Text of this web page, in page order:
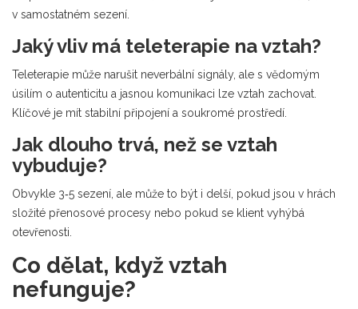
v samostatném sezení.
Jaký vliv má teleterapie na vztah?
Teleterapie může narušit neverbální signály, ale s vědomým
úsilím o autenticitu a jasnou komunikaci lze vztah zachovat.
Klíčové je mít stabilní připojení a soukromé prostředí.
Jak dlouho trvá, než se vztah
vybuduje?
Obvykle 3‑5 sezení, ale může to být i delší, pokud jsou v hrách
složité přenosové procesy nebo pokud se klient vyhýbá
otevřenosti.
Co dělat, když vztah
nefunguje?